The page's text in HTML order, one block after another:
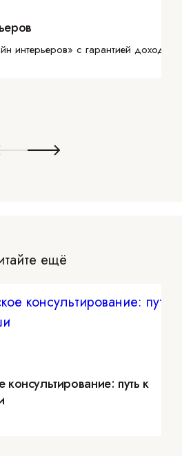
интерьеров» с гарантией дохода
ещё
консультирование: путь к